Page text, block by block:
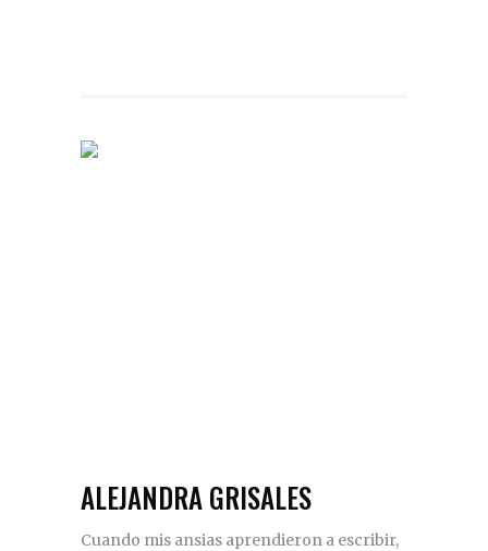
ALEJANDRA GRISALES
Cuando mis ansias aprendieron a escribir,